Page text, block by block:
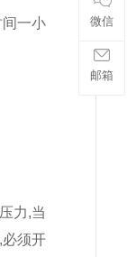
间一小
力,当
须开
微信
邮箱